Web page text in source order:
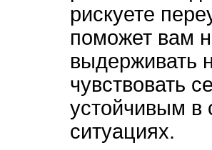
рискуете
поможет вам
выдерживать
чувствовать
устойчивым в
ситуациях.